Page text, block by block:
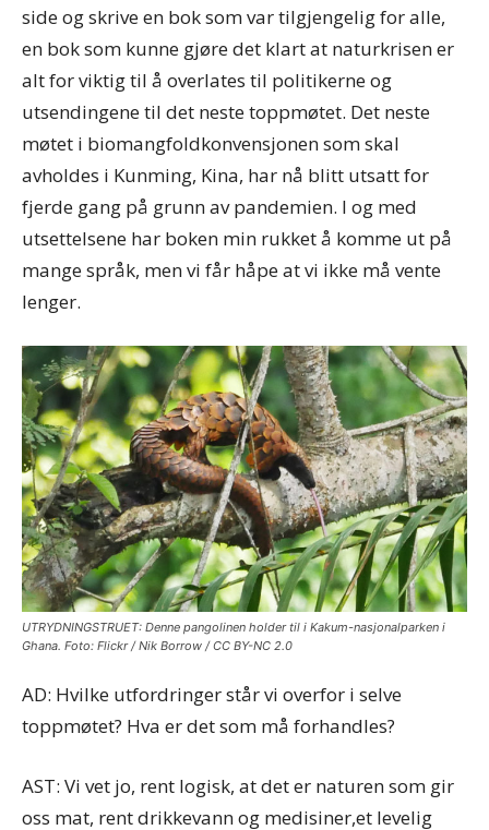
side og skrive en bok som var tilgjengelig for alle,
en bok som kunne gjøre det klart at naturkrisen er
alt for viktig til å overlates til politikerne og
utsendingene til det neste toppmøtet. Det neste
møtet i biomangfoldkonvensjonen som skal
avholdes i Kunming, Kina, har nå blitt utsatt for
fjerde gang på grunn av pandemien. I og med
utsettelsene har boken min rukket å komme ut på
mange språk, men vi får håpe at vi ikke må vente
lenger.
UTRYDNINGSTRUET: Denne pangolinen holder til i Kakum-nasjonalparken i
Ghana. Foto: Flickr / Nik Borrow / CC BY-NC 2.0
AD: Hvilke utfordringer står vi overfor i selve
toppmøtet? Hva er det som må forhandles?
AST: Vi vet jo, rent logisk, at det er naturen som gir
oss mat, rent drikkevann og medisiner,et levelig